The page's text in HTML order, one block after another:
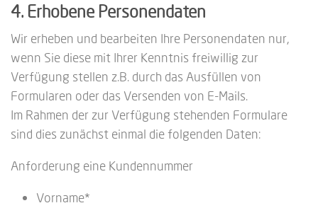
4. Erhobene Personendaten
Wir erheben und bearbeiten Ihre Personendaten nur,
wenn Sie diese mit Ihrer Kenntnis freiwillig zur
Verfügung stellen z.B. durch das Ausfüllen von
Formularen oder das Versenden von E-Mails.
Im Rahmen der zur Verfügung stehenden Formulare
sind dies zunächst einmal die folgenden Daten:
Anforderung eine Kundennummer
Vorname*